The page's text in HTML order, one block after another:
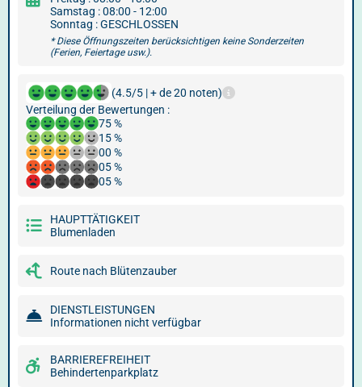
Samstag : 08:00 - 12:00
Sonntag : GESCHLOSSEN
* Diese Öffnungszeiten berücksichtigen keine Sonderzeiten
(Ferien, Feiertage usw.).
(4.5/5 | + de 20 noten)
Verteilung der Bewertungen :
75 %
15 %
00 %
05 %
05 %
HAUPTTÄTIGKEIT
Blumenladen
Route nach Blütenzauber
DIENSTLEISTUNGEN
Informationen nicht verfügbar
BARRIEREFREIHEIT
Behindertenparkplatz